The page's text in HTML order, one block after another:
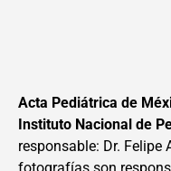
Acta Pediátrica de
Instituto Nacional de
responsable: Dr.
fotografías son